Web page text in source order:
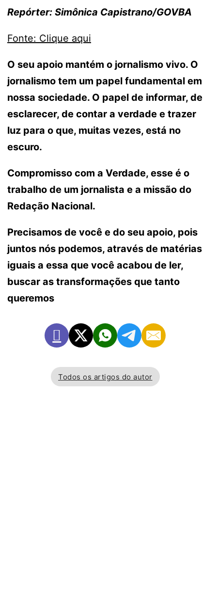
Repórter: Simônica Capistrano/GOVBA
Fonte: Clique aqui
O seu apoio mantém o jornalismo vivo. O
jornalismo tem um papel fundamental em
nossa sociedade. O papel de informar, de
esclarecer, de contar a verdade e trazer
luz para o que, muitas vezes, está no
escuro.
Compromisso com a Verdade, esse é o
trabalho de um jornalista e a missão do
Redação Nacional.
Precisamos de você e do seu apoio, pois
juntos nós podemos, através de matérias
iguais a essa que você acabou de ler,
buscar as transformações que tanto
queremos
Todos os artigos do autor